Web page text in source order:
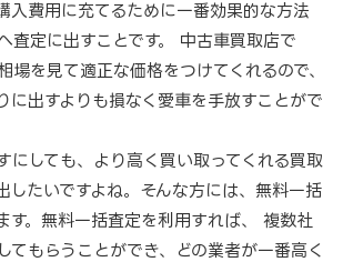
入費用に充てるために一番効果的な方法
査定に出すことです。 中古車買取店で
場を見て適正な価格をつけてくれるので、
に出すよりも損なく愛車を手放すことがで
にしても、より高く買い取ってくれる買取
したいですよね。そんな方には、無料一括
す。無料一括査定を利用すれば、 複数社
てもらうことができ、どの業者が一番高く